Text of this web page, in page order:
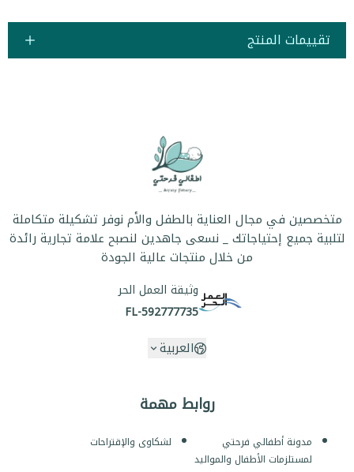
تقييمات المنتج
روابط مهمة
مدونة أطفالي فرحتي
لمستلزمات الأطفال والمواليد
لشكاوى والإقتراحات
متخصصين في مجال العناية بالطفل والأم نوفر تشكيلة متكاملة
لتلبية جميع إحتياجاتك _ نسعى جاهدين لنصبح علامة تجارية رائدة
من خلال منتجات عالية الجودة
وثيقة العمل الحر
FL-592777735
العربية